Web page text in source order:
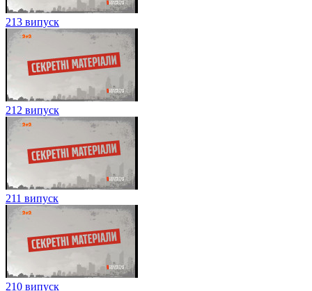
213 випуск
212 випуск
211 випуск
210 випуск